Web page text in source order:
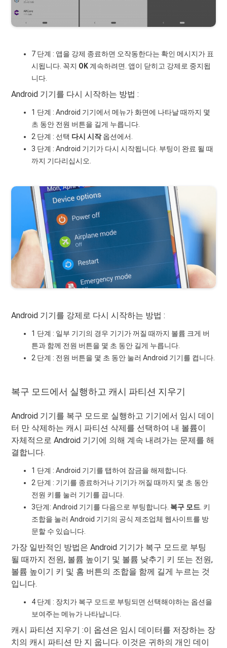
7 단계 : 앱을 강제 종료하면 오작동한다는 확인 메시지가 표
시됩니다. 꼭지 OK 계속하려면. 앱이 닫히고 강제로 중지됩
니다.
Android 기기를 다시 시작하는 방법 :
1 단계 : Android 기기에서 메뉴가 화면에 나타날 때까지 몇
초 동안 전원 버튼을 길게 누릅니다.
2 단계 : 선택 다시 시작옵션에서.
3 단계 : Android 기기가 다시 시작됩니다. 부팅이 완료 될 때
까지 기다리십시오.
Android 기기를 강제로 다시 시작하는 방법 :
1 단계 : 일부 기기의 경우 기기가 꺼질 때까지 볼륨 크게 버
튼과 함께 전원 버튼을 몇 초 동안 길게 누릅니다.
2 단계 : 전원 버튼을 몇 초 동안 눌러 Android 기기를 켭니다.
복구 모드에서 실행하고 캐시 파티션 지우기
Android 기기를 복구 모드로 실행하고 기기에서 임시 데이
터 만 삭제하는 캐시 파티션 삭제를 선택하여 내 볼륨이
자체적으로 Android 기기에 의해 계속 내려가는 문제를 해
결합니다.
1 단계 : Android 기기를 탭하여 잠금을 해제합니다.
2 단계 : 기기를 종료하거나 기기가 꺼질 때까지 몇 초 동안
전원 키를 눌러 기기를 끕니다.
3단계: Android 기기를 다음으로 부팅합니다. 복구 모드. 키
조합을 눌러 Android 기기의 공식 제조업체 웹사이트를 방
문할 수 있습니다.
가장 일반적인 방법은 Android 기기가 복구 모드로 부팅
될 때까지 전원, 볼륨 높이기 및 볼륨 낮추기 키 또는 전원,
볼륨 높이기 키 및 홈 버튼의 조합을 함께 길게 누르는 것
입니다.
4 단계 : 장치가 복구 모드로 부팅되면 선택해야하는 옵션을
보여주는 메뉴가 나타납니다.
캐시 파티션 지우기 :이 옵션은 임시 데이터를 저장하는 장
치의 캐시 파티션 만 지 웁니다. 이것은 귀하의 개인 데이